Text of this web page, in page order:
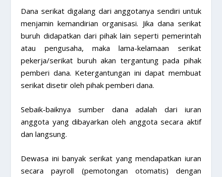
Dana serikat digalang dari anggotanya sendiri untuk
menjamin kemandirian organisasi. Jika dana serikat
buruh didapatkan dari pihak lain seperti pemerintah
atau pengusaha, maka lama-kelamaan serikat
pekerja/serikat buruh akan tergantung pada pihak
pemberi dana. Ketergantungan ini dapat membuat
serikat disetir oleh pihak pemberi dana.
Sebaik-baiknya sumber dana adalah dari iuran
anggota yang dibayarkan oleh anggota secara aktif
dan langsung.
Dewasa ini banyak serikat yang mendapatkan iuran
secara payroll (pemotongan otomatis) dengan